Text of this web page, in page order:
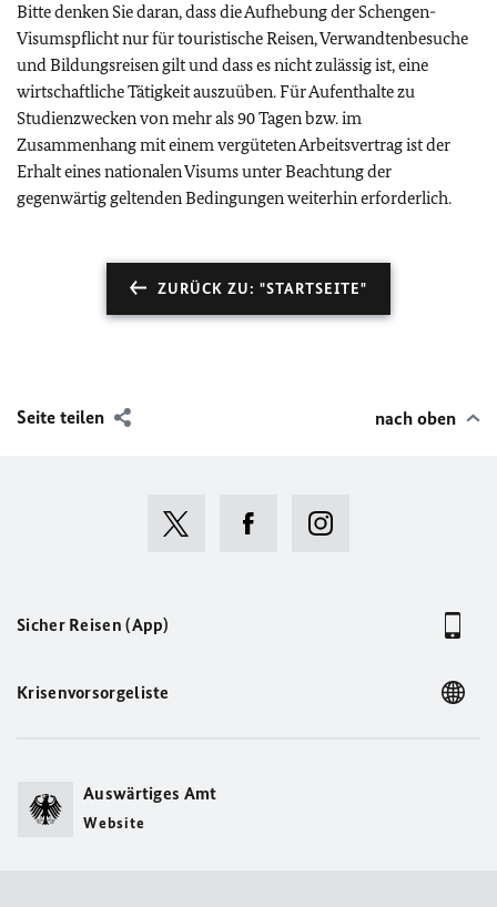
Bitte denken Sie daran, dass die Aufhebung der Schengen-
Visumspflicht nur für touristische Reisen, Verwandtenbesuche
und Bildungsreisen gilt und dass es nicht zulässig ist, eine
wirtschaftliche Tätigkeit auszuüben. Für Aufenthalte zu
Studienzwecken von mehr als 90 Tagen bzw. im
Zusammenhang mit einem vergüteten Arbeitsvertrag ist der
Erhalt eines nationalen Visums unter Beachtung der
gegenwärtig geltenden Bedingungen weiterhin erforderlich.
ZURÜCK ZU: "STARTSEITE"
Seite teilen nach oben
Sicher Reisen (App)
Krisenvorsorgeliste
Auswärtiges Amt
Website